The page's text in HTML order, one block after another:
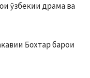
ӯзбекии драма ва
Бохтар барои